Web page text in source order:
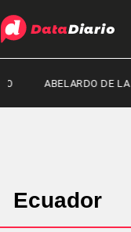
ABELARDO DE LA
Ecuador